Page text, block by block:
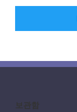
보관함